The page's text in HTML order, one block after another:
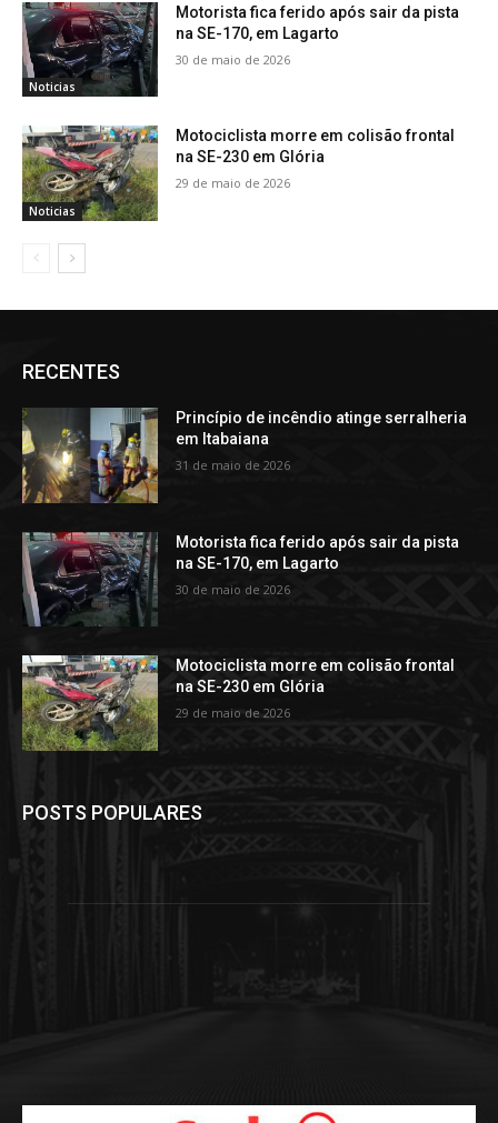
Noticias
Motorista fica ferido após sair da pista
na SE-170, em Lagarto
30 de maio de 2026
Noticias
Motociclista morre em colisão frontal
na SE-230 em Glória
29 de maio de 2026
RECENTES
Princípio de incêndio atinge serralheria
em Itabaiana
31 de maio de 2026
Motorista fica ferido após sair da pista
na SE-170, em Lagarto
30 de maio de 2026
Motociclista morre em colisão frontal
na SE-230 em Glória
29 de maio de 2026
POSTS POPULARES